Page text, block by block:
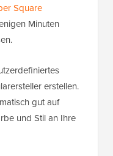
Square
Minuten
erstellen.
gut auf
und Stil an Ihre